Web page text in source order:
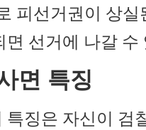
피선거권이 상
선거에 나갈
면 특징
징은 자신이 검